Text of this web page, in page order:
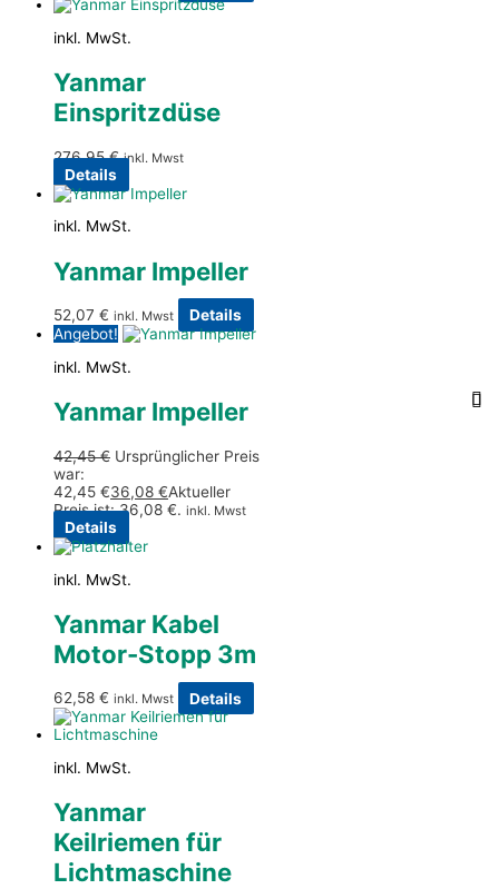
inkl. MwSt.
Yanmar
Einspritzdüse
276,95€ inkl. Mwst
Details
inkl. MwSt.
Yanmar Impeller
52,07 € inkl. Mwst
Details
Angebot!
inkl. MwSt.
Yanmar Impeller
42,45€ Ursprünglicher Preis
war:
42,45 €36,08 €Aktueller
Preis ist: 36,08 €. inkl. Mwst
Details
inkl. MwSt.
Yanmar Kabel
Motor-Stopp 3m
62,58 € inkl. Mwst Details
inkl. MwSt.
Yanmar
Keilriemen für
Lichtmaschine